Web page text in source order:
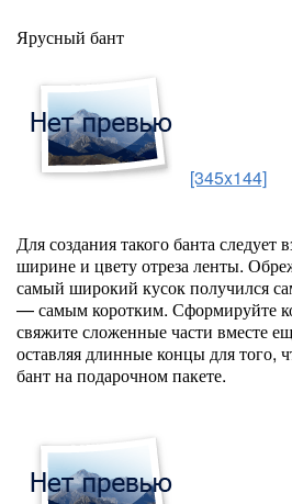
Ярусный бант
[345x144]
Для создания такого банта следует
ширине и цвету отреза ленты.
самый широкий кусок получился
— самым коротким. Сформируйте
свяжите сложенные части вместе
оставляя длинные концы для того,
бант на подарочном пакете.